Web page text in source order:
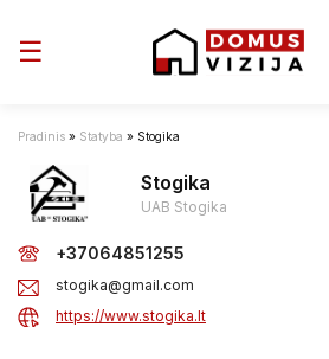
Toggle navigation
☰
Pradinis » Statyba » Stogika
Stogika
UAB Stogika
+37064851255
stogika@gmail.com
https://www.stogika.lt